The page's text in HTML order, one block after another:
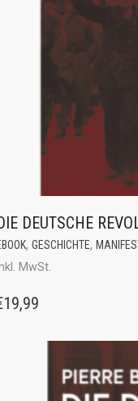
DEUTSCHE
, GESCHICHTE,
MwSt.
19,99